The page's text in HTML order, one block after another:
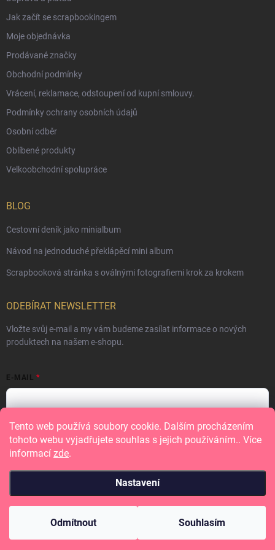
Tento web používá soubory cookie. Dalším procházením
tohoto webu vyjadřujete souhlas s jejich používáním.. Více
informací zde.
Nastavení
Odmítnout Souhlasím
Jak začít se scrapbookingem
Moje objednávka
Prodávané značky
Obchodní podmínky
Vrácení, reklamace, odstoupení od kupní smlouvy.
Podmínky ochrany osobních údajů
Osobní odběr
Oblíbené produkty
Velkoobchodní spolupráce
BLOG
Cestovní deník jako minialbum
Návod na jednoduché překlápěcí mini album
Scrapbooková stránka s oválnými fotografiemi krok za krokem
ODEBÍRAT NEWSLETTER
Vložte svůj e-mail a my vám budeme zasílat informace o nových
produktech na našem e-shopu.
E-MAIL
Vložením e-mailu souhlasíte spodmínkami ochrany osobních údajů
Přihlásit se
Vytvořil Shoptet
Copyright 2026 . Všechna práva vyhrazena.